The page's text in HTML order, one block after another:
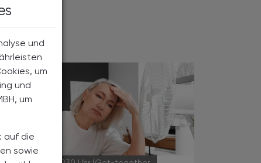
und
um
und
um
auf die
sowie